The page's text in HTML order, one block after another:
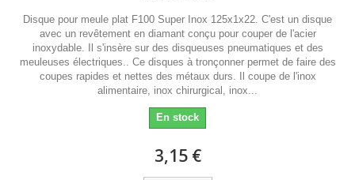
Disque pour meule plat F100 Super Inox 125x1x22. C'est un disque
avec un revêtement en diamant conçu pour couper de l'acier
inoxydable. Il s'insère sur des disqueuses pneumatiques et des
meuleuses électriques.. Ce disques à tronçonner permet de faire des
coupes rapides et nettes des métaux durs. Il coupe de l'inox
alimentaire, inox chirurgical, inox...
En stock
3,15 €